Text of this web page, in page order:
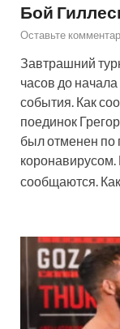
Бой
Оставьте
Завтрашний
часов до
события. Как
поединок
был отменен по
сообщаются.